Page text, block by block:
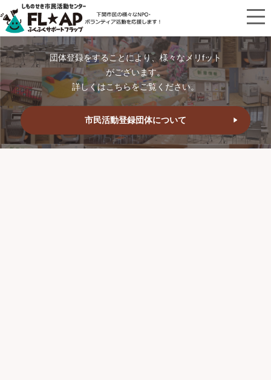
団体登録をすることにより、様々なメリfット
がございます。
詳しくはこちらをご覧ください。
市民活動登録団体について